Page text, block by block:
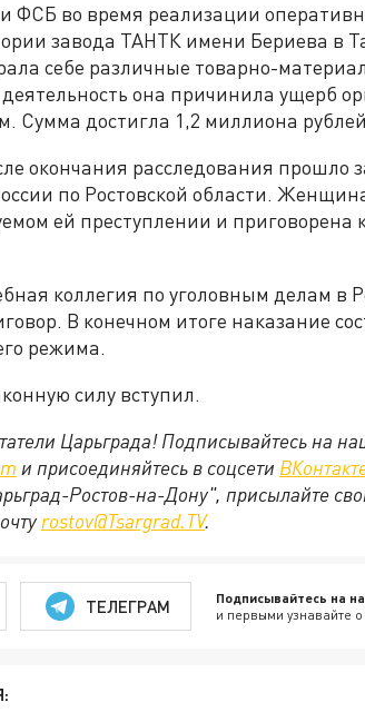
ФСБ во время реализации
завода ТАНТК имени Бериева в
себе различные товарно-
деятельность она причинила ущерб
Сумма достигла 1,2 миллиона
окончания расследования прошло
по Ростовской области.
ей преступлении и приговорена
коллегия по уголовным делам в
В конечном итоге наказание
режима.
силу вступил.
Царьграда! Подписывайтесь на
и присоединяйтесь в соцсети
Ростов-на-Дону", присылайте
rostov@Tsargrad.ТV.
ТЕЛЕГРАМ Подписывайтесь на
и первыми узнавайте